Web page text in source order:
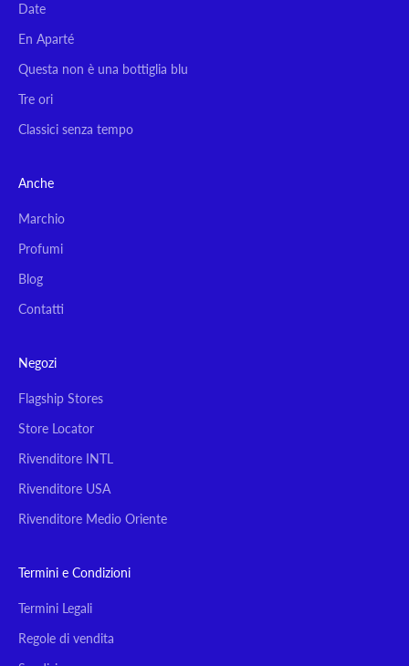
Date
En Aparté
Questa non è una bottiglia blu
Tre ori
Classici senza tempo
Anche
Marchio
Profumi
Blog
Contatti
Negozi
Flagship Stores
Store Locator
Rivenditore INTL
Rivenditore USA
Rivenditore Medio Oriente
Termini e Condizioni
Termini Legali
Regole di vendita